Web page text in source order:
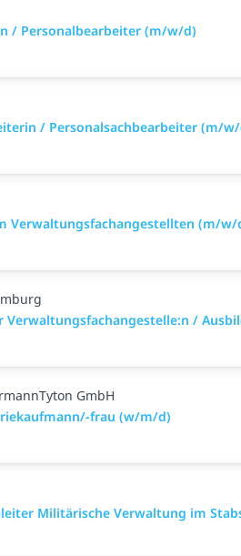
/ Personalbearbeiter (m/w/d)
/ Personalsachbearbeiter (m/
Verwaltungsfachangestellten (m/w/
/
GmbH
frau (w/m/d)
Militärische Verwaltung im